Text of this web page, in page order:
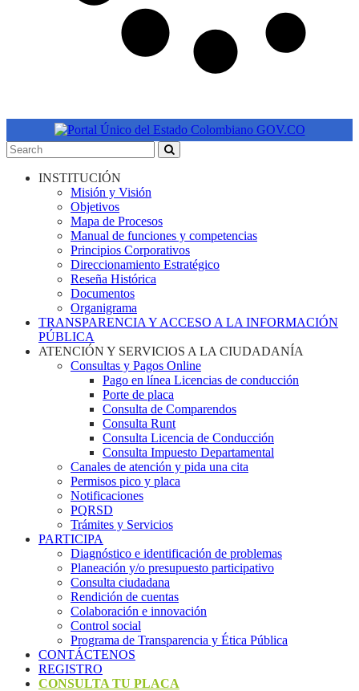
INSTITUCIÓN
Misión y Visión
Objetivos
Mapa de Procesos
Manual de funciones y competencias
Principios Corporativos
Direccionamiento Estratégico
Reseña Histórica
Documentos
Organigrama
TRANSPARENCIA Y ACCESO A LA INFORMACIÓN
PÚBLICA
ATENCIÓN Y SERVICIOS A LA CIUDADANÍA
Consultas y Pagos Online
Pago en línea Licencias de conducción
Porte de placa
Consulta de Comparendos
Consulta Runt
Consulta Licencia de Conducción
Consulta Impuesto Departamental
Canales de atención y pida una cita
Permisos pico y placa
Notificaciones
PQRSD
Trámites y Servicios
PARTICIPA
Diagnóstico e identificación de problemas
Planeación y/o presupuesto participativo​
Consulta ciudadana
Rendición de cuentas
Colaboración e innovación
Control social
Programa de Transparencia y Ética Pública
CONTÁCTENOS
REGISTRO
CONSULTA TU PLACA